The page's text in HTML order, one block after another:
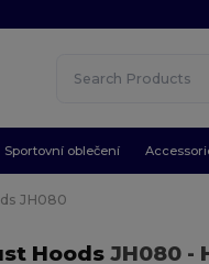
Sportovní oblečení
JH080
HoodsJH080 -